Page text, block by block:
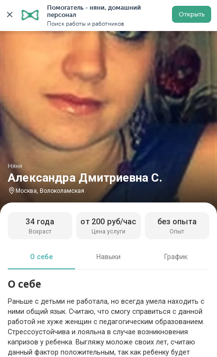
Помогатель - няни, домашний
персонал
Поиск работы и работников
Открыть
Главная Няни Няни в Москве Няни у метро
Александра Дмитриевна С.
Няня
Москва, Волоколамская
Возраст
34 года
Цена услуги
от 200 руб/час
Опыт
без опыта
О себе Навыки График
О себе
Раньше с детьми не работала, но всегда умела находить с
ними общий язык. Считаю, что смогу справиться с данной
работой не хуже женщин с педагогическим образованием.
Стрессоустойчива и лояльна в случае возникновения
капризов у ребенка. Выгляжу моложе своих лет, считаю
данный фактор положительным, так как ребенку будет